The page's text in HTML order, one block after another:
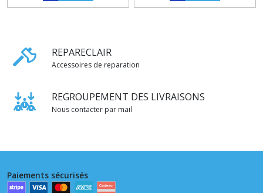
REPARECLAIR
Accessoires de reparation
REGROUPEMENT DES LIVRAISONS
Nous contacter par mail
Paiements sécurisés